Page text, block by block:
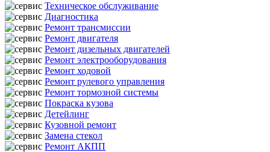
Техническое обслуживание
Диагностика
Ремонт трансмиссии
Ремонт двигателя
Ремонт дизельных двигателей
Ремонт электрооборудования
Ремонт ходовой
Ремонт рулевого управления
Ремонт тормозной системы
Покраска кузова
Детейлинг
Кузовной ремонт
Замена стекол
Ремонт АКПП